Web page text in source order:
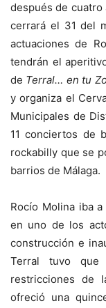
después de cuatro
cerrará el 31 del
actuaciones de
tendrán el
de Terral… en tu
y organiza el
Municipales de
11 conciertos de
rockabilly que se
barrios de Málaga.
Rocío Molina iba
en uno de los
construcción e
Terral tuvo que
restricciones de
ofreció una